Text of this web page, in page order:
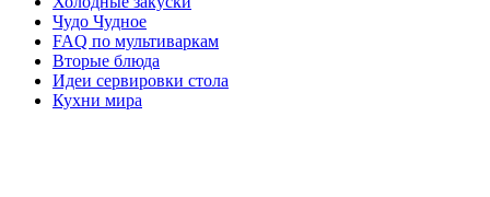
Чудо Чудное
FAQ по мультиваркам
Вторые блюда
Идеи сервировки стола
Кухни мира